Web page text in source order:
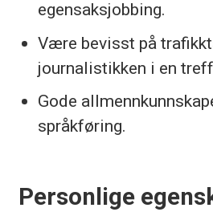
egensaksjobbing.
Være bevisst på
journalistikken i en
Gode
språkføring.
Personlige